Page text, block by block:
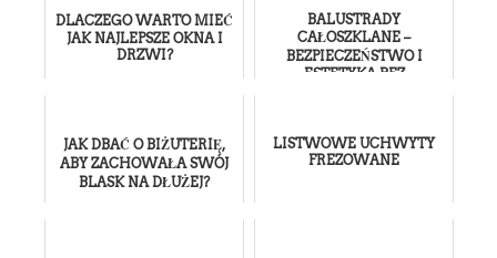
DLACZEGO WARTO MIEĆ
JAK NAJLEPSZE OKNA I
DRZWI?
BALUSTRADY
CAŁOSZKLANE –
BEZPIECZEŃSTWO I
ESTETYKA BEZ
JAK DBAĆ O BIŻUTERIĘ,
ABY ZACHOWAŁA SWÓJ
BLASK NA DŁUŻEJ?
LISTWOWE UCHWYTY
FREZOWANE